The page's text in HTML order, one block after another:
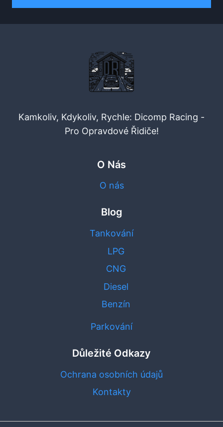
Kamkoliv, Kdykoliv, Rychle: Dicomp Racing -
Pro Opravdové Řidiče!
O Nás
O nás
Blog
Tankování
LPG
CNG
Diesel
Benzín
Parkování
Důležité Odkazy
Ochrana osobních údajů
Kontakty